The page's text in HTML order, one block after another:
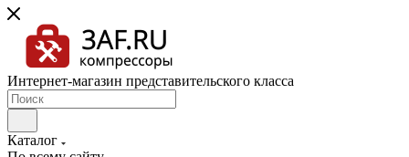
Интернет-магазин представительского класса
Каталог